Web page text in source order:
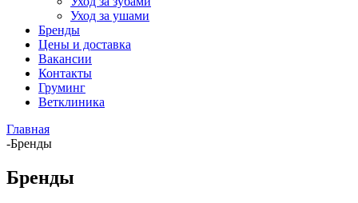
Уход за ушами
Бренды
Цены и доставка
Вакансии
Контакты
Груминг
Ветклиника
Главная
-Бренды
Бренды